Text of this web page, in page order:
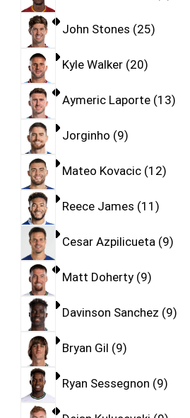
John Stones 25
Kyle Walker 20
Aymeric Laporte 13
Jorginho 9
Mateo Kovacic 12
Reece James 11
Cesar Azpilicueta 9
Matt Doherty 9
Davinson Sanchez 9
Bryan Gil 9
Ryan Sessegnon 9